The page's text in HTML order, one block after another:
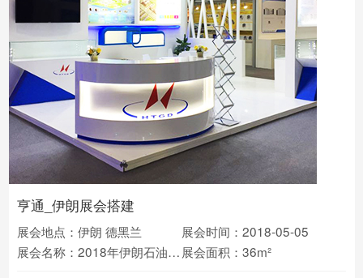
亨通_伊朗展会搭建
展会地点：伊朗 德黑兰
展会时间：2018-05-05
展会名称：2018年伊朗石油天然气展览会 展会面积：36m²